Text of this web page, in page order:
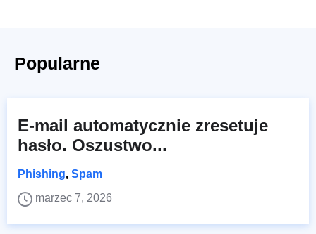
Popularne
E-mail automatycznie zresetuje
hasło. Oszustwo...
Phishing, Spam
marzec 7, 2026